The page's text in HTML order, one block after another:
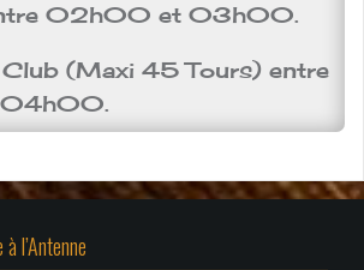
02h00 et 03h00.
(Maxi 45 Tours) entre
l’Antenne